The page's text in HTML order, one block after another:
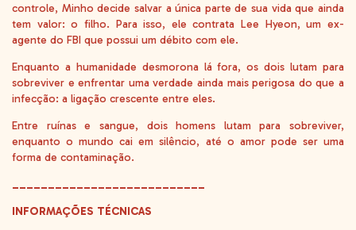
controle, Minho decide salvar a única parte de sua vida que ainda
tem valor: o filho. Para isso, ele contrata Lee Hyeon, um ex-
agente do FBI que possui um débito com ele.
Enquanto a humanidade desmorona lá fora, os dois lutam para
sobreviver e enfrentar uma verdade ainda mais perigosa do que a
infecção: a ligação crescente entre eles.
Entre ruínas e sangue, dois homens lutam para sobreviver,
enquanto o mundo cai em silêncio, até o amor pode ser uma
forma de contaminação.
___________________________
INFORMAÇÕES TÉCNICAS